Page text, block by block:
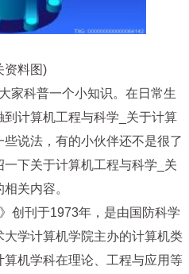
资料图)
家科普一个小知识。在日常生
计算机工程与科学_关于计算
说法，有的小伙伴还不是很了
下关于计算机工程与科学_关
关内容。
创刊于1973年，是由国防科学
学计算机学院主办的计算机类
机学科在理论、工程与应用等